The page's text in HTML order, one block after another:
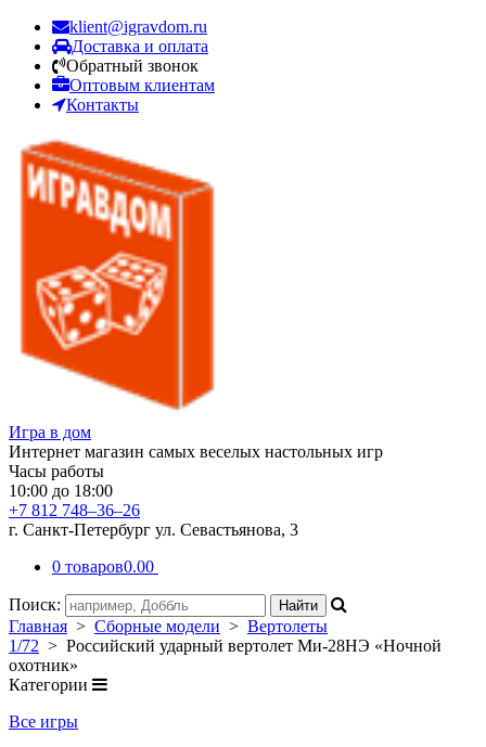
klient@igravdom.ru
Доставка и оплата
Обратный звонок
Оптовым клиентам
Контакты
Игра в дом
Интернет магазин самых веселых настольных игр
Часы работы
10:00 до 18:00
+7 812 748–36–26
г. Санкт-Петербург ул. Севастьянова, 3
0 товаров0.00
Поиск:
Главная > Сборные модели > Вертолеты
1/72 > Российский ударный вертолет Ми-28НЭ «Ночной
охотник»
Категории
Все игры